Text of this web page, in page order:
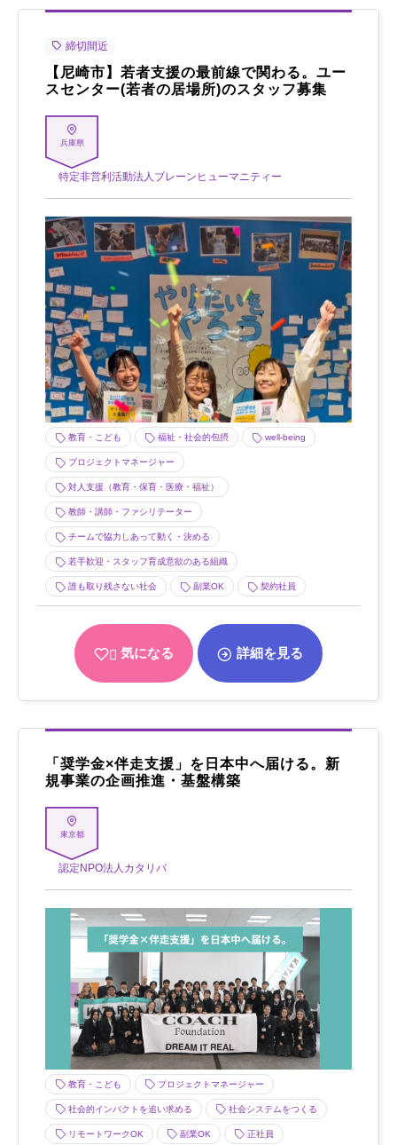
締切間近
【尼崎市】若者支援の最前線で関わる。ユー
スセンター(若者の居場所)のスタッフ募集
兵庫県
特定非営利活動法人ブレーンヒューマニティー
教育・こども 福祉・社会的包摂 well-being
プロジェクトマネージャー
対人支援（教育・保育・医療・福祉）
教師・講師・ファシリテーター
チームで協力しあって動く・決める
若手歓迎・スタッフ育成意欲のある組織
誰も取り残さない社会 副業OK 契約社員
気になる 詳細を見る
「奨学金×伴走支援」を日本中へ届ける。新
規事業の企画推進・基盤構築
東京都
認定NPO法人カタリバ
教育・こども プロジェクトマネージャー
社会的インパクトを追い求める 社会システムをつくる
リモートワークOK 副業OK 正社員